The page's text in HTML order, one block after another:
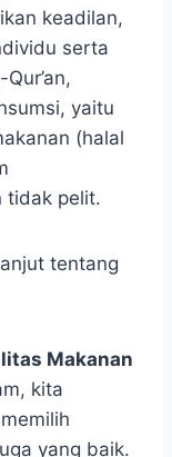
keadilan,
serta
yaitu
(halal
tidak pelit.
tentang
Makanan
kita
yang baik.